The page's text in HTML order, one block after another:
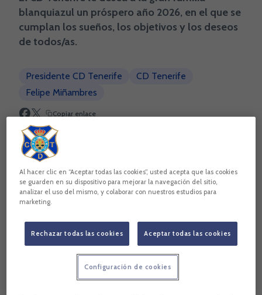
blanquiazul un próspero año 2026, en el que se
cumplan los sueños, los objetivos y los deseos
de todos/as.
Presidente CD Tenerife
CD Tenerife
Felipe Miñambres
Copiar enlace
Al hacer clic en “Aceptar todas las cookies”, usted acepta que las cookies
se guarden en su dispositivo para mejorar la navegación del sitio,
analizar el uso del mismo, y colaborar con nuestros estudios para
marketing.
Rechazar todas las cookies Aceptar todas las cookies
Configuración de cookies